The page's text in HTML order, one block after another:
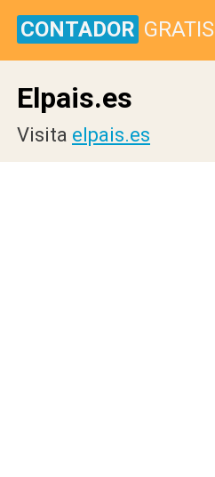
CONTADOR GRATIS
Elpais.es
Visita elpais.es